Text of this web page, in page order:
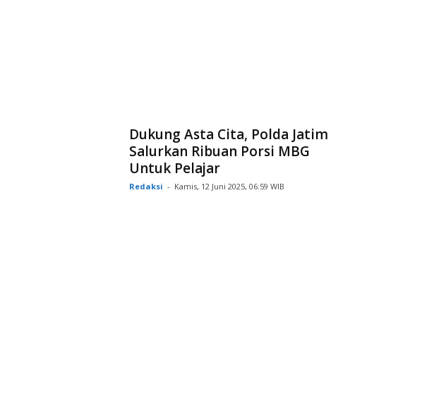
Dukung Asta Cita, Polda Jatim
Salurkan Ribuan Porsi MBG
Untuk Pelajar
Redaksi - Kamis, 12 Juni 2025, 06:59 WIB